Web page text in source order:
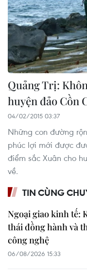
Quảng Trị:
huyện đảo Cồn
04/02/2015 03:37
Những con đường
phúc lợi mới được
điểm sắc Xuân cho
về.
TIN CÙNG
Ngoại giao kinh tế:
thái đồng hành và
công nghệ
06/08/2026 15:33